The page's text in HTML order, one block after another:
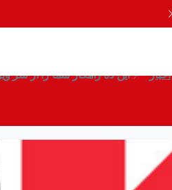
اخبار این ده راهکار شما را از شر